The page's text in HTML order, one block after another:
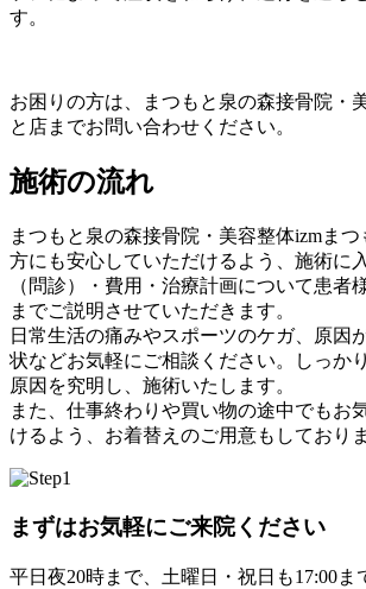
す。
お困りの方は、まつもと泉の森接骨院・
と店までお問い合わせください。
施術の流れ
まつもと泉の森接骨院・美容整体izmま
方にも安心していただけるよう、施術に
（問診）・費用・治療計画について患者
までご説明させていただきます。
日常生活の痛みやスポーツのケガ、原因
状などお気軽にご相談ください。しっか
原因を究明し、施術いたします。
また、仕事終わりや買い物の途中でもお
けるよう、お着替えのご用意もしておりま
まずはお気軽にご来院ください
平日夜20時まで、土曜日・祝日も17:00ま